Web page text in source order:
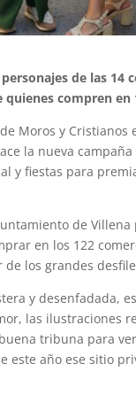
de las 14
compren
Moros y Cristianos
la nueva campaña
y fiestas para
de
en los 122
los grandes
y desenfadada,
las
tribuna para
este año ese sitio